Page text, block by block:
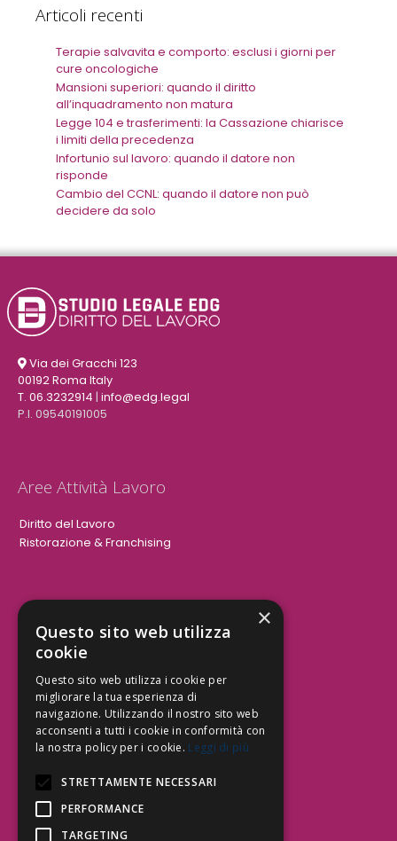
Articoli recenti
Terapie salvavita e comporto: esclusi i giorni per
cure oncologiche
Mansioni superiori: quando il diritto
all’inquadramento non matura
Legge 104 e trasferimenti: la Cassazione chiarisce
i limiti della precedenza
Infortunio sul lavoro: quando il datore non
risponde
Cambio del CCNL: quando il datore non può
decidere da solo
Via dei Gracchi 123
00192 Roma Italy
T. 06.3232914 | info@edg.legal
P.I. 09540191005
Aree Attività Lavoro
Diritto del Lavoro
Ristorazione & Franchising
Aree Attività Civile
Tutele del Credito
Responsabilità Civile
Contrattualistica
×
Questo sito web utilizza
cookie
Questo sito web utilizza i cookie per
migliorare la tua esperienza di
navigazione. Utilizzando il nostro sito web
acconsenti a tutti i cookie in conformità con
la nostra policy per i cookie. Leggi di più
STRETTAMENTE NECESSARI
PERFORMANCE
TARGETING